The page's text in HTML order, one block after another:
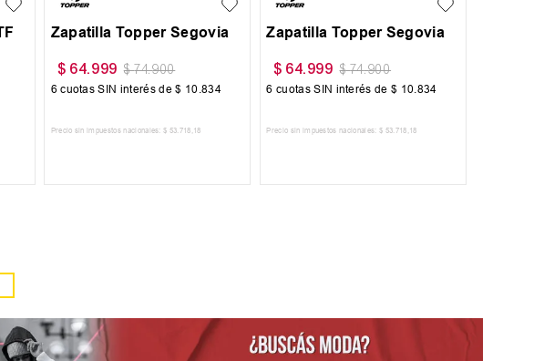
$ 102.300 $ 127.999
6 cuotas SIN interés de$ 17 .050
Precio sin impuestos nacionales: $ 84 545 45
$ 55.300 $ 79.000
6 cuotas SIN interés de$ 9217
Precio sin impuestos nacionales: $ 45 702 48